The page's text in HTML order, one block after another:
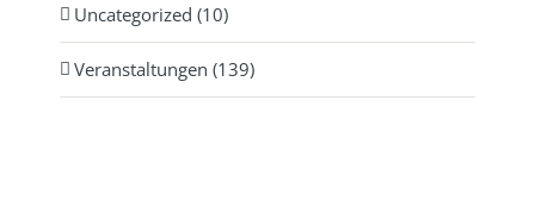
Uncategorized (10)
Veranstaltungen (139)